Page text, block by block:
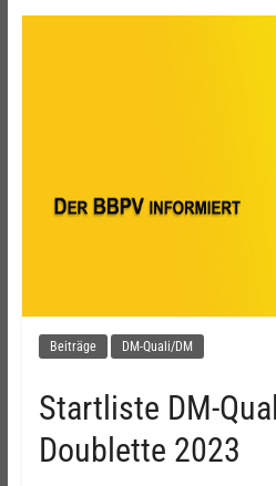
Beiträge DM-Quali/DM
Startliste DM-
Doublette 2023